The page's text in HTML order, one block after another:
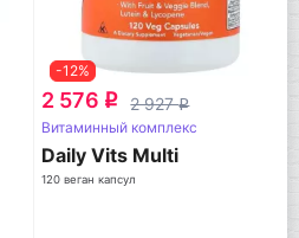
-12%
2 576 q 2 927q
Витаминный комплекс
Daily Vits Multi
120 веган капсул